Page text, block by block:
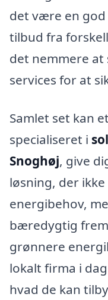
det være en
tilbud fra
det nemmere at
services for at
Samlet set kan
specialiseret i
Snoghøj, give
løsning, der
energibehov,
bæredygtig
grønnere
lokalt firma i
hvad de kan